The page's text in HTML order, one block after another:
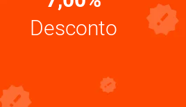
Desconto